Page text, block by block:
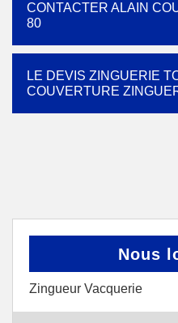
CONTACTER ALAIN
80
LE DEVIS ZINGUERIE
COUVERTURE
Nous
Zingueur Vacquerie